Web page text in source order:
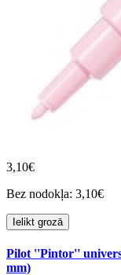
3,10€
Bez nodokļa: 3,10€
Ielikt grozā
Pilot ''Pintor''
mm)